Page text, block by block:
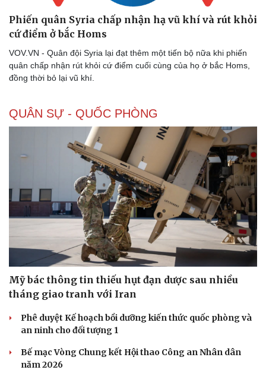
Doanh nghiệp 24h
Doanh nhân
Trải nghiệm
Chuyển đổi số
Phiến quân Syria chấp nhận hạ vũ khí và rút khỏi
cứ điểm ở bắc Homs
VOV.VN - Quân đội Syria lại đạt thêm một tiến bộ nữa khi phiến
quân chấp nhận rút khỏi cứ điểm cuối cùng của họ ở bắc Homs,
đồng thời bỏ lại vũ khí.
QUÂN SỰ - QUỐC PHÒNG
Mỹ bác thông tin thiếu hụt đạn dược sau nhiều
tháng giao tranh với Iran
Phê duyệt Kế hoạch bồi dưỡng kiến thức quốc phòng và
an ninh cho đối tượng 1
Bế mạc Vòng Chung kết Hội thao Công an Nhân dân
năm 2026